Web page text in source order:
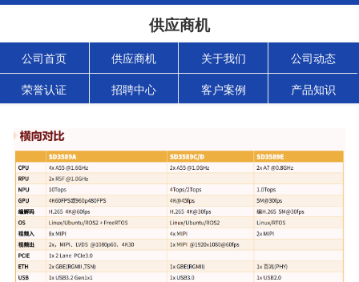
供应商机
公司首页 供应商机 关于我们 公司动态
荣誉认证 招聘中心 客户案例 产品知识